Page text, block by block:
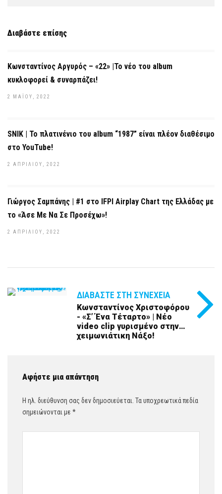
Διαβάστε επίσης
Κωνσταντίνος Αργυρός – «22» |Το νέο του album
κυκλοφορεί & συναρπάζει!
2 ΜΑΪ́ΟΥ, 2022
SNIK | Το πλατινένιο του album “1987” είναι πλέον διαθέσιμο
στο YouTube!
2 ΑΠΡΙΛΊΟΥ, 2022
Γιώργος Σαμπάνης | #1 στο IFPI Airplay Chart της Ελλάδας με
το «Άσε Με Να Σε Προσέχω»!
2 ΑΠΡΙΛΊΟΥ, 2022
ΔΙΑΒΆΣΤΕ ΣΤΗ ΣΥΝΈΧΕΙΑ
Κωνσταντίνος Χριστοφόρου
- «Σ’ Ένα Τέταρτο» | Νέο
video clip γυρισμένο στην…
χειμωνιάτικη Νάξο!
Αφήστε μια απάντηση
Η ηλ. διεύθυνση σας δεν δημοσιεύεται. Τα υποχρεωτικά πεδία
σημειώνονται με *